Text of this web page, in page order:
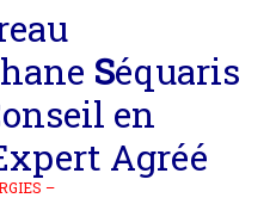
Séquaris
en
Agréé
–